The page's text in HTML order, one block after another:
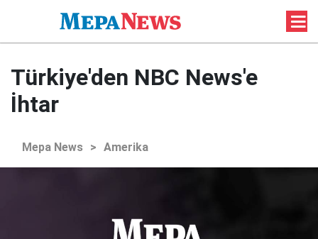
Türkiye'den NBC News'e
İhtar
Mepa News > Amerika